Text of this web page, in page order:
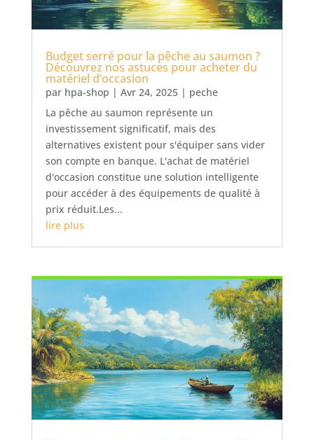
Budget serré pour la pêche au saumon ?
Découvrez nos astuces pour acheter du
matériel d’occasion
par hpa-shop | Avr 24, 2025| peche
La pêche au saumon représente un
investissement significatif, mais des
alternatives existent pour s'équiper sans vider
son compte en banque. L'achat de matériel
d'occasion constitue une solution intelligente
pour accéder à des équipements de qualité à
prix réduit.Les...
lire plus